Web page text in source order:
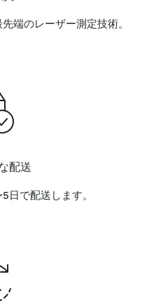
端のレーザー測定技術。
配送
日で配送します。